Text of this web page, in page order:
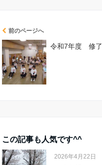
前のページへ
令和7年度 修
この記事も人気です^^
2026年4月22日